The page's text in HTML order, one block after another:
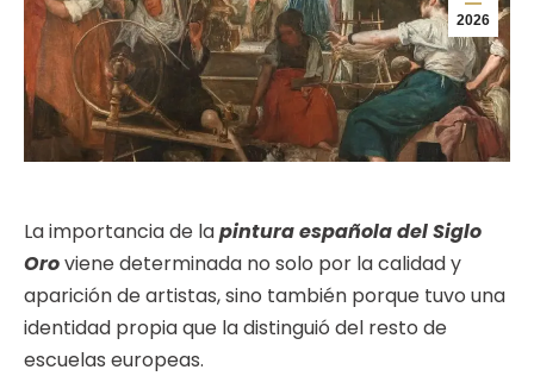
2026
La importancia de lapintura española del Siglo
Oroviene determinada no solo por la calidad y
aparición de artistas, sino también porque tuvo una
identidad propia que la distinguió del resto de
escuelas europeas.